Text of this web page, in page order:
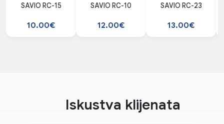
SAVIO RC-15
10.00€
SAVIO RC-10
12.00€
SAVIO RC-23
13.00€
Iskustva klijenata